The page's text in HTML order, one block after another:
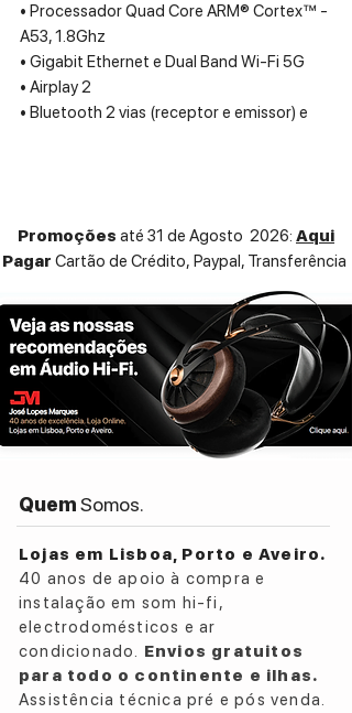
• Processador Quad Core ARM® Cortex™ -
A53, 1.8Ghz
• Gigabit Ethernet e Dual Band Wi-Fi 5G
• Airplay 2
• Bluetooth 2 vias (receptor e emissor) e
“DirectDigital” de 120W
• Serviços de streaming: TuneIn Radio,
iHeartRadio, Calm Radio, Qobuz, Spotify,
TIDAL, entre outros.
• Entrada HDMI eARC
• Entradas Digitais/Analogicas: 1-USB-A
(formatado FAT32 ou NTFS); 1- Mini-jack
Analogica ou Otica
• Saída: Subwoofer (RCA)
e Siri
• Suporte de Parede e Pés de secretária
incluídos
• Dimensões: 1073mm x 141mm x 70mm
(sem suportes) | Peso 6.8 kg
Promoções até 31 de Agosto 2026: Aqui
Pagar Cartão de Crédito, Paypal, Transferência
QuemSomos.
Lojas em Lisboa, Porto e Aveiro.
40 anos de apoio à compra e
instalação em som hi-fi,
electrodomésticos e ar
condicionado. Envios gratuitos
para todo o continente e ilhas.
Assistência técnica pré e pós venda.